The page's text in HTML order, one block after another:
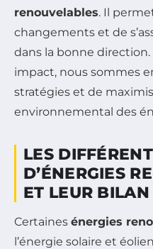
renouvelables. Il
changements et de
dans la bonne
impact, nous sommes
stratégies et de
environnemental des
LES
D’ÉNERGIES
ET LEUR
Certaines énergies
l’énergie solaire et